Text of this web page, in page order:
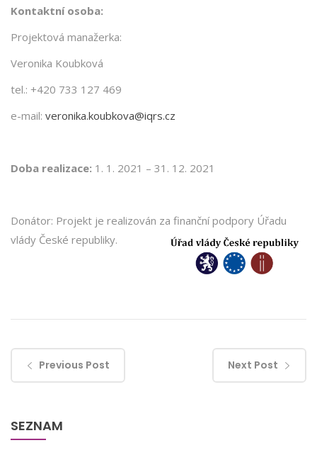
Kontaktní osoba:
Projektová manažerka:
Veronika Koubková
tel.: +420 733 127 469
e-mail: veronika.koubkova@iqrs.cz
Doba realizace: 1. 1. 2021 – 31. 12. 2021
Donátor: Projekt je realizován za finanční podpory Úřadu
vlády České republiky.
Previous Post Next Post
SEZNAM